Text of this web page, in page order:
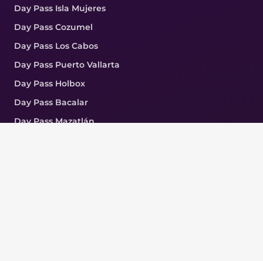
Day Pass Isla Mujeres
Day Pass Cozumel
Day Pass Los Cabos
Day Pass Puerto Vallarta
Day Pass Holbox
Day Pass Bacalar
Day Pass Mazatlán